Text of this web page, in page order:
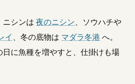
ニシンは 夜のニシン、ソウハチや
イ 、冬の底物は マダラ冬港 へ。
に魚種を増やすと、仕掛けも場